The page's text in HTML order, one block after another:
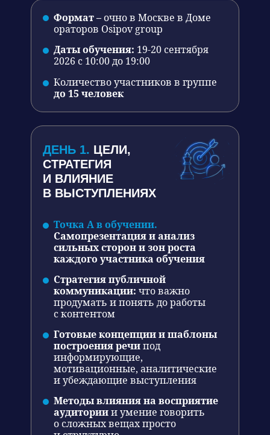
Формат –очно в Москве в Доме
ораторов Osipov group
Даты обучения: 19-20 сентября
2026 c 10:00 до 19:00
Количество участников в группе
до 15 человек
Точка А в обучении.
Самопрезентация и анализ
сильных сторон и зон роста
каждого участника обучения
Стратегия публичной
коммуникации: что важно
продумать и понять до работы
с контентом
Готовые концепции и шаблоны
построения речипод
информирующие,
мотивационные, аналитические
и убеждающие выступления
Методы влияния на восприятие
аудиториии умение говорить
о сложных вещах просто
ДЕНЬ 1. ЦЕЛИ,
СТРАТЕГИЯ
И ВЛИЯНИЕ
В ВЫСТУПЛЕНИЯХ